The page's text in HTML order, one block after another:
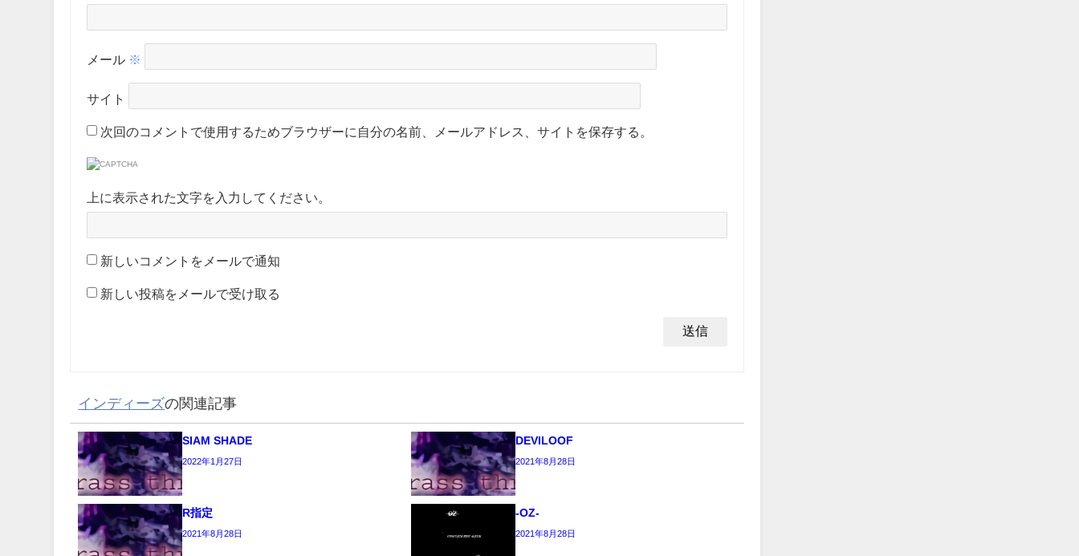
メール ※
サイト
次回のコメントで使用するためブラウザーに自分の名前、メールアドレス、サイトを保存する。
上に表示された文字を入力してください。
新しいコメントをメールで通知
新しい投稿をメールで受け取る
インディーズの関連記事
SIAM SHADE
2022年1月27日
DEVILOOF
2021年8月28日
R指定
2021年8月28日
-OZ-
2021年8月28日